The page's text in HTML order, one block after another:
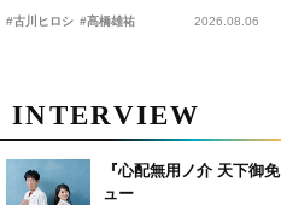
時上映決定
#古川ヒロシ #髙橋雄祐 2026.08.06
INTERVIEW
『心配無用ノ介 天下御
ュー